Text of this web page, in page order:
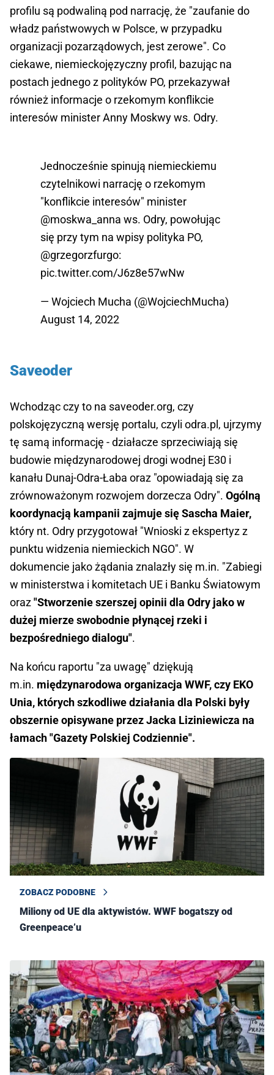
profilu są podwaliną pod narrację, że "zaufanie do
władz państwowych w Polsce, w przypadku
organizacji pozarządowych, jest zerowe". Co
ciekawe, niemieckojęzyczny profil, bazując na
postach jednego z polityków PO, przekazywał
również informacje o rzekomym konflikcie
interesów minister Anny Moskwy ws. Odry.
Jednocześnie spinują niemieckiemu
czytelnikowi narrację o rzekomym
"konflikcie interesów" minister
@moskwa_anna ws. Odry, powołując
się przy tym na wpisy polityka PO,
@grzegorzfurgo:
pic.twitter.com/J6z8e57wNw
— Wojciech Mucha (@WojciechMucha)
August 14, 2022
Saveoder
Wchodząc czy to na saveoder.org, czy
polskojęzyczną wersję portalu, czyli odra.pl, ujrzymy
tę samą informację - działacze sprzeciwiają się
budowie międzynarodowej drogi wodnej E30 i
kanału Dunaj-Odra-Łaba oraz "opowiadają się za
zrównoważonym rozwojem dorzecza Odry". Ogólną
koordynacją kampanii zajmuje się Sascha Maier,
który nt. Odry przygotował "Wnioski z ekspertyz z
punktu widzenia niemieckich NGO". W
dokumencie jako żądania znalazły się m.in. "Zabiegi
w ministerstwa i komitetach UE i Banku Światowym
oraz"Stworzenie szerszej opinii dla Odry jako w
dużej mierze swobodnie płynącej rzeki i
bezpośredniego dialogu".
Na końcu raportu "za uwagę" dziękują
m.in. międzynarodowa organizacja WWF, czy EKO
Unia, których szkodliwe działania dla Polski były
obszernie opisywane przez Jacka Liziniewicza na
łamach "Gazety Polskiej Codziennie".
ZOBACZ PODOBNE
Miliony od UE dla aktywistów. WWF bogatszy od
Greenpeace’u